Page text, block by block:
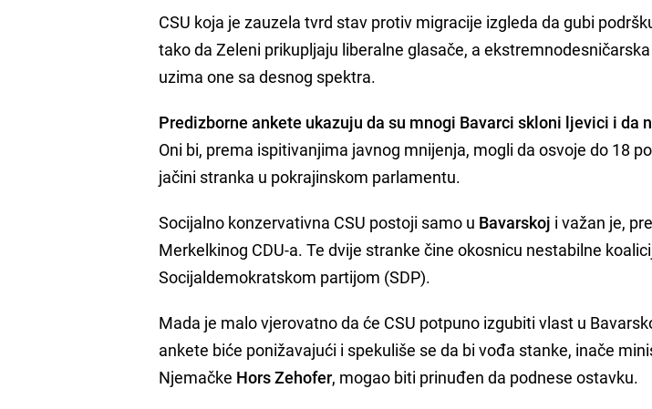
CSU koja je zauzela tvrd stav protiv migracije izgleda da gubi
tako da Zeleni prikupljaju liberalne glasače, a
uzima one sa desnog spektra.
Predizborne ankete ukazuju da su mnogi Bavarci skloni ljevici i da
Oni bi, prema ispitivanjima javnog mnijenja, mogli da osvoje do 18
jačini stranka u pokrajinskom parlamentu.
Socijalno konzervativna CSU postoji samo u Bavarskoj i važan je,
Merkelkinog CDU-a. Te dvije stranke čine okosnicu nestabilne
Socijaldemokratskom partijom (SDP).
Mada je malo vjerovatno da će CSU potpuno izgubiti vlast u
ankete biće ponižavajući i spekuliše se da bi vođa stanke, inače
Njemačke Hors Zehofer, mogao biti prinuđen da podnese ostavku.